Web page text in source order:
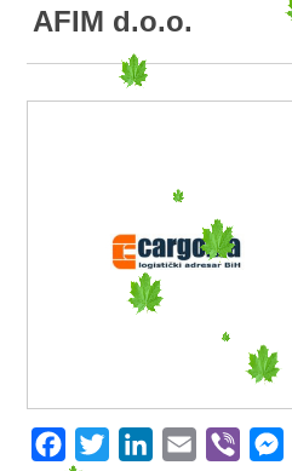
AFIM d.o.o.
Facebook
Twitter LinkedIn
Email Viber